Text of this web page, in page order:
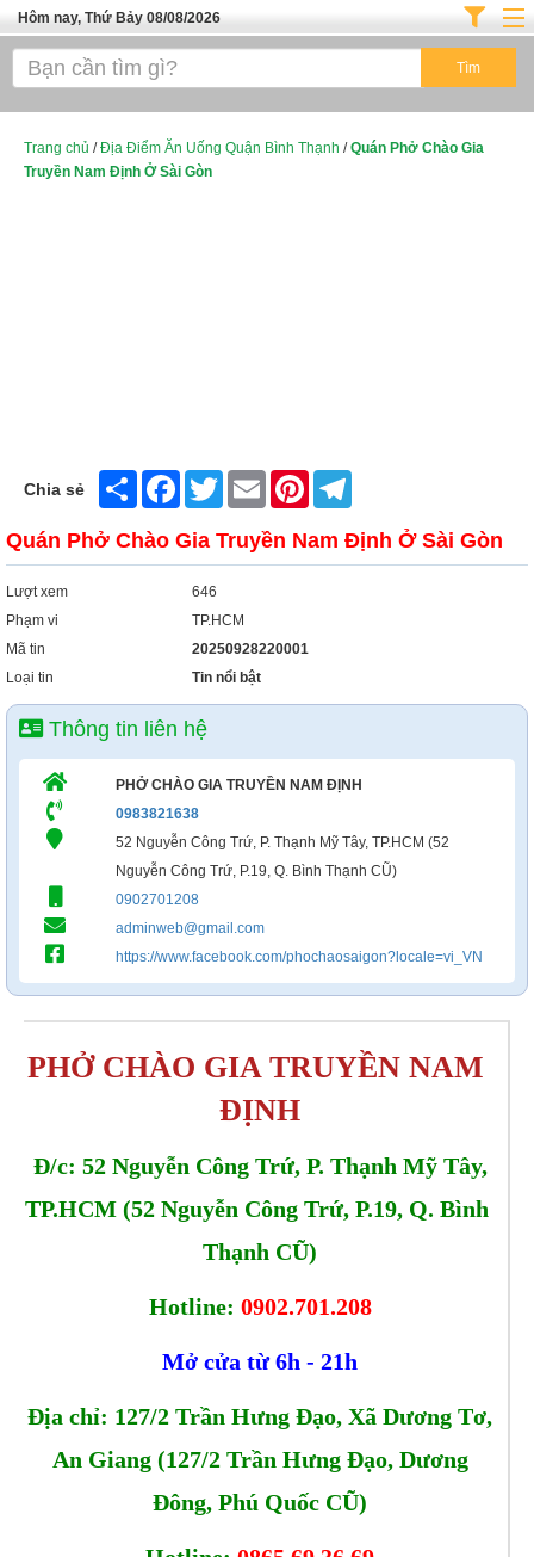
Hôm nay, Thứ Bảy 08/08/2026
Trang chủ
Cafe - Kem- Trà Sữa
Trang chủ /Địa Điểm Ăn Uống Quận Bình Thạnh /Quán Phở Chào Gia
Truyền Nam Định Ở Sài Gòn
Chia sẻ Share FacebookTwitter Email Pinterest
Quán Phở Chào Gia Truyền Nam Định Ở Sài Gòn
Lượt xem
646
Phạm vi
TP.HCM
Mã tin
20250928220001
Loại tin
Tin nổi bật
Thông tin liên hệ
PHỞ CHÀO GIA TRUYỀN NAM ĐỊNH
0983821638
52 Nguyễn Công Trứ, P. Thạnh Mỹ Tây, TP.HCM (52
Nguyễn Công Trứ, P.19, Q. Bình Thạnh CŨ)
0902701208
adminweb@gmail.com
https://www.facebook.com/phochaosaigon?locale=vi_VN
PHỞ CHÀO GIA TRUYỀN NAM
ĐỊNH
Đ/c: 52 Nguyễn Công Trứ, P. Thạnh Mỹ Tây,
TP.HCM (52 Nguyễn Công Trứ, P.19, Q. Bình
Thạnh CŨ)
Hotline: 0902.701.208
Mở cửa từ 6h - 21h
Địa chỉ: 127/2 Trần Hưng Đạo, Xã Dương Tơ,
An Giang (127/2 Trần Hưng Đạo, Dương
Đông, Phú Quốc CŨ)